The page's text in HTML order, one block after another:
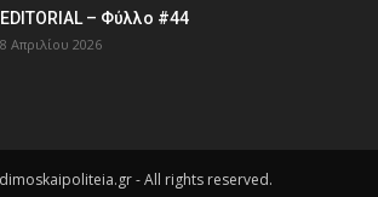
EDITORIAL – Φύλλο #44
8 Απριλίου 2026
- All rights reserved.